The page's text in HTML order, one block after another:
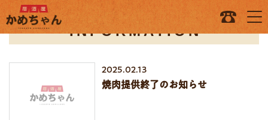
INFORMATION
2025.02.13
焼肉提供終了のお知らせ